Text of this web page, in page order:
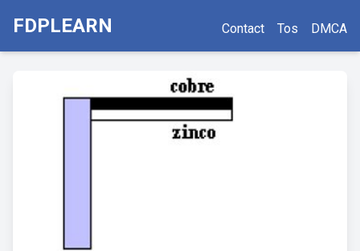
FDPLEARN Contact Tos DMCA